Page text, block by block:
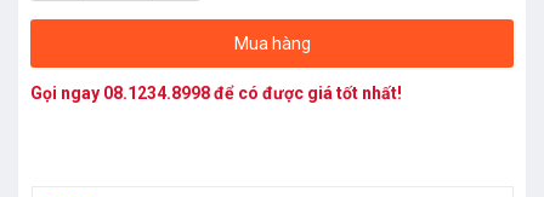
Mua hàng
Gọi ngay 08.1234.8998để có được giá tốt nhất!